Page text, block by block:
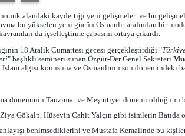
alandaki kaydettiği yeni gelişmeler ve bu
bu yükselen yeni gücün Osmanlı tarafından bir
da içselleştirme çabasını ortaya çıkardı.
18 Aralık Cumartesi gecesi gerçekleştirdiği "
" başlıklı semineri sunan Özgür-Der Genel Sekreteri
algısı konusuna ve Osmanlının son dönemindeki
döneminin Tanzimat ve Meşrutiyet dönemi olduğunu
Gökalp, Hüseyin Cahit Yalçın gibi isimlerin Batıda
benimsediklerini ve Mustafa Kemalinde bu